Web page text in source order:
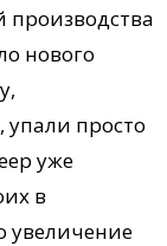
производства
нового
просто
уже
в
увеличение